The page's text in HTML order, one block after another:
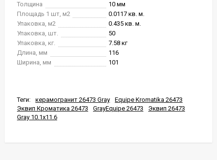
Толщина
10 мм
Площадь 1 шт, м2
0.0117 кв. м.
Упаковка, м2
0.435 кв. м.
Упаковка, шт.
50
Упаковка, кг.
7.58 кг
Длина, мм
116
Ширина, мм
101
Теги: керамогранит 26473 Gray
Equipe Kromatika 26473
Эквип Кроматика 26473
GrayEquipe 26473
Эквип 26473
Gray 10.1x11.6